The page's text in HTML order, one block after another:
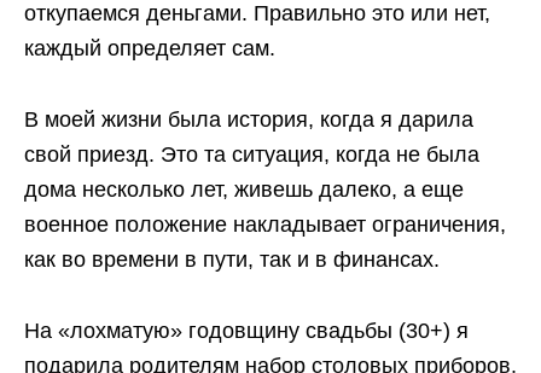
откупаемся деньгами. Правильно это или нет,
каждый определяет сам.
В моей жизни была история, когда я дарила
свой приезд. Это та ситуация, когда не была
дома несколько лет, живешь далеко, а еще
военное положение накладывает ограничения,
как во времени в пути, так и в финансах.
На «лохматую» годовщину свадьбы (30+) я
подарила родителям набор столовых приборов.